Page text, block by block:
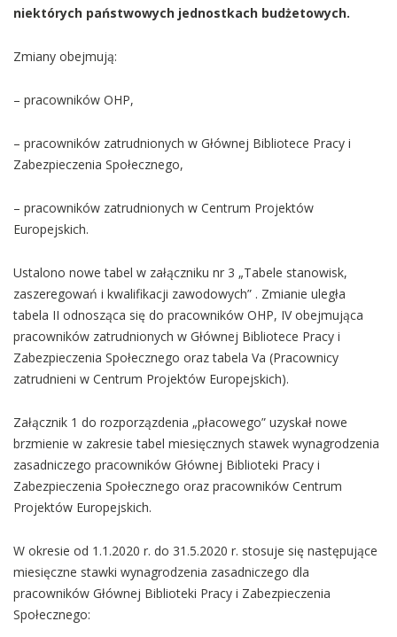
niektórych państwowych jednostkach budżetowych.
Zmiany obejmują:
– pracowników OHP,
– pracowników zatrudnionych w Głównej Bibliotece Pracy i
Zabezpieczenia Społecznego,
– pracowników zatrudnionych w Centrum Projektów
Europejskich.
Ustalono nowe tabel w załączniku nr 3 „Tabele stanowisk,
zaszeregowań i kwalifikacji zawodowych” . Zmianie uległa
tabela II odnosząca się do pracowników OHP, IV obejmująca
pracowników zatrudnionych w Głównej Bibliotece Pracy i
Zabezpieczenia Społecznego oraz tabela Va (Pracownicy
zatrudnieni w Centrum Projektów Europejskich).
Załącznik 1 do rozporzązdenia „płacowego” uzyskał nowe
brzmienie w zakresie tabel miesięcznych stawek wynagrodzenia
zasadniczego pracowników Głównej Biblioteki Pracy i
Zabezpieczenia Społecznego oraz pracowników Centrum
Projektów Europejskich.
W okresie od 1.1.2020 r. do 31.5.2020 r. stosuje się następujące
miesięczne stawki wynagrodzenia zasadniczego dla
pracowników Głównej Biblioteki Pracy i Zabezpieczenia
Społecznego: